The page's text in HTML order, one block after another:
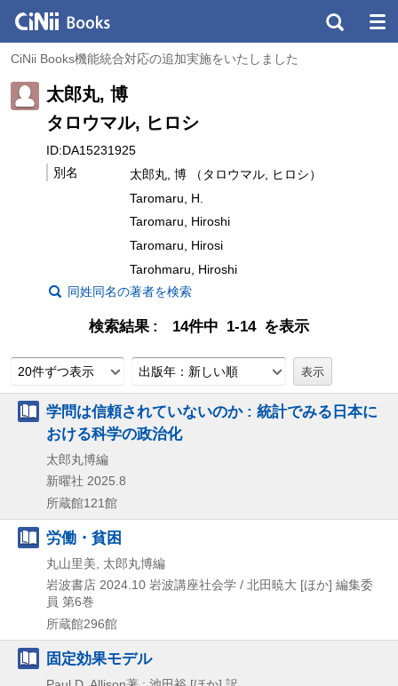
CiNii Books機能統合対応の追加実施をいたしました
太郎丸, 博
タロウマル, ヒロシ
ID:DA15231925
別名
太郎丸, 博 （タロウマル, ヒロシ）
Taromaru, H.
Taromaru, Hiroshi
Taromaru, Hirosi
Tarohmaru, Hiroshi
同姓同名の著者を検索
検索結果 14件中 1-14 を表示
20件ずつ表示 出版年：新しい順
学問は信頼されていないのか : 統計でみる日本に
おける科学の政治化
太郎丸博編
新曜社 2025.8
所蔵館121館
労働・貧困
丸山里美, 太郎丸博編
岩波書店 2024.10 岩波講座社会学 / 北田暁大 [ほか] 編集委
員 第6巻
所蔵館296館
固定効果モデル